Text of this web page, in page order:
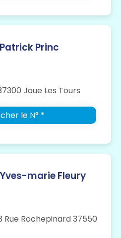
Princ
Joue Les Tours
le N° *
marie Fleury
Rue Rochepinard 37550